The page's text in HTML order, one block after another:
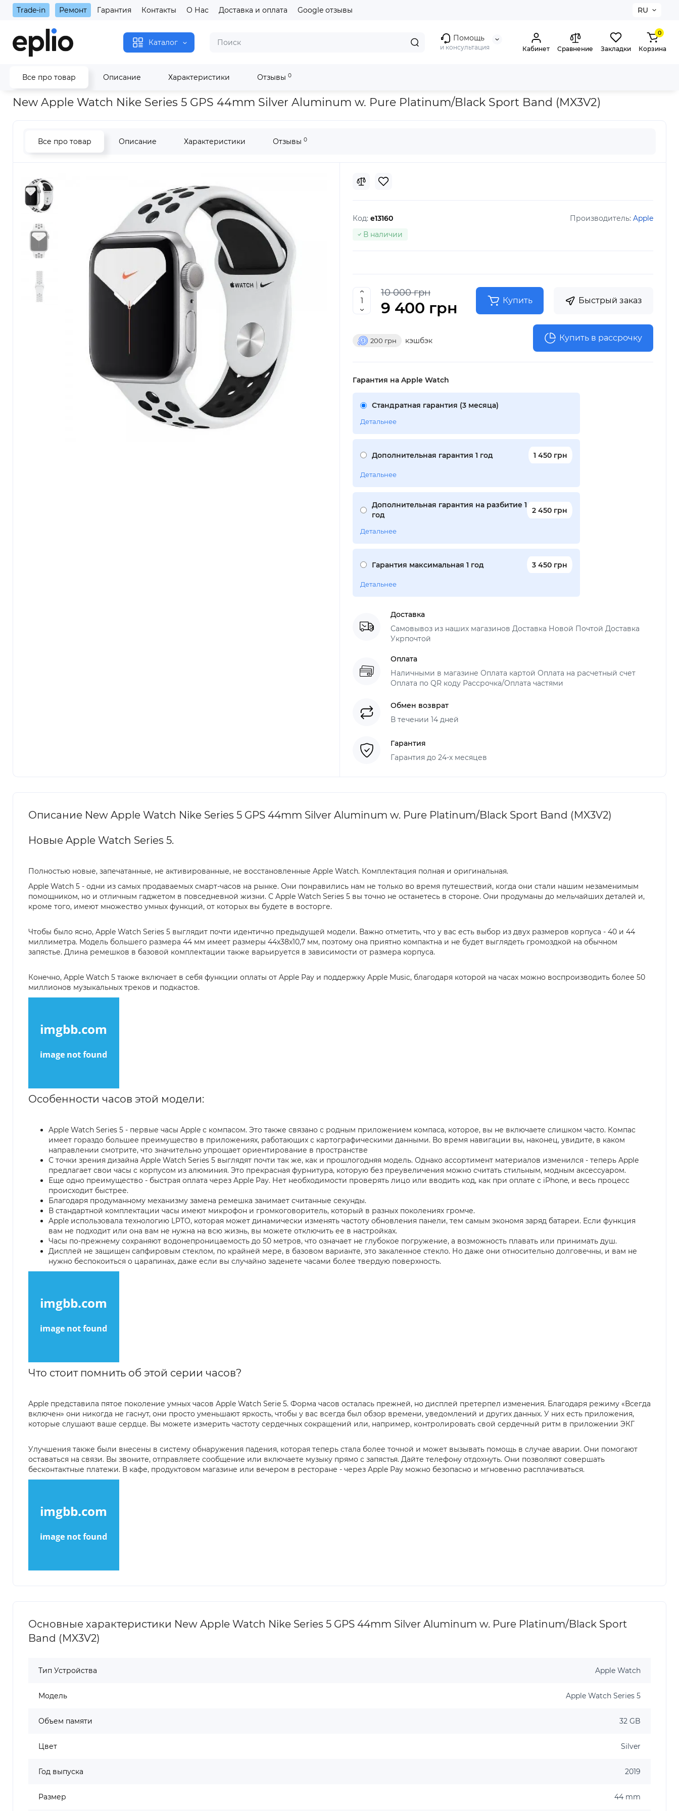
Trade-in Ремонт Гарантия Контакты О Нас Доставка и оплата Google отзывы RU
Каталог Помощь
и консультация Кабинет Сравнение Закладки
0
Корзина
Все про товар Описание Характеристики Отзывы 0
Главная Watch Apple Watch Series 5 New Apple Watch Nike Series 5 GPS 44mm Silver Aluminum w. Pure Platinum/Black Sport Band (MX3V2)
New Apple Watch Nike Series 5 GPS 44mm Silver Aluminum w. Pure Platinum/Black Sport Band (MX3V2)
Все про товар Описание Характеристики Отзывы 0
Код: e13160 Производитель: Apple
В наличии
10 000 грн
9 400 грн Купить Быстрый заказ
200 грн кэшбэк Купить в рассрочку
Гарантия на Apple Watch
Стандратная гарантия (3 месяца)
Детальнее
Дополнительная гарантия 1 год 1 450 грн
Детальнее
Дополнительная гарантия на разбитие 1
год
2 450 грн
Детальнее
Гарантия максимальная 1 год 3 450 грн
Детальнее
Доставка
Самовывоз из наших магазинов Доставка Новой Почтой Доставка
Укрпочтой
Оплата
Наличными в магазине Оплата картой Оплата на расчетный счет
Оплата по QR коду Рассрочка/Оплата частями
Обмен возврат
В течении 14 дней
Гарантия
Гарантия до 24-х месяцев
Описание New Apple Watch Nike Series 5 GPS 44mm Silver Aluminum w. Pure Platinum/Black Sport Band (MX3V2)
Новые Apple Watch Series 5.
Полностью новые, запечатанные, не активированные, не восстановленные Apple Watch. Комплектация полная и оригинальная.
Apple Watch 5 - одни из самых продаваемых смарт-часов на рынке. Они понравились нам не только во время путешествий, когда они стали нашим незаменимым
помощником, но и отличным гаджетом в повседневной жизни. С Apple Watch Series 5 вы точно не останетесь в стороне. Они продуманы до мельчайших деталей и,
кроме того, имеют множество умных функций, от которых вы будете в восторге.
Чтобы было ясно, Apple Watch Series 5 выглядит почти идентично предыдущей модели. Важно отметить, что у вас есть выбор из двух размеров корпуса - 40 и 44
миллиметра. Модель большего размера 44 мм имеет размеры 44x38x10,7 мм, поэтому она приятно компактна и не будет выглядеть громоздкой на обычном
запястье. Длина ремешков в базовой комплектации также варьируется в зависимости от размера корпуса.
Конечно, Apple Watch 5 также включает в себя функции оплаты от Apple Pay и поддержку Apple Music, благодаря которой на часах можно воспроизводить более 50
миллионов музыкальных треков и подкастов.
Особенности часов этой модели:
Apple Watch Series 5 - первые часы Apple с компасом. Это также связано с родным приложением компаса, которое, вы не включаете слишком часто. Компас
имеет гораздо большее преимущество в приложениях, работающих с картографическими данными. Во время навигации вы, наконец, увидите, в каком
направлении смотрите, что значительно упрощает ориентирование в пространстве
С точки зрения дизайна Apple Watch Series 5 выглядят почти так же, как и прошлогодняя модель. Однако ассортимент материалов изменился - теперь Apple
предлагает свои часы с корпусом из алюминия. Это прекрасная фурнитура, которую без преувеличения можно считать стильным, модным аксессуаром.
Еще одно преимущество - быстрая оплата через Apple Pay. Нет необходимости проверять лицо или вводить код, как при оплате с iPhone, и весь процесс
происходит быстрее.
Благодаря продуманному механизму замена ремешка занимает считанные секунды.
В стандартной комплектации часы имеют микрофон и громкоговоритель, который в разных поколениях громче.
Apple использовала технологию LPTO, которая может динамически изменять частоту обновления панели, тем самым экономя заряд батареи. Если функция
вам не подходит или она вам не нужна на всю жизнь, вы можете отключить ее в настройках.
Часы по-прежнему сохраняют водонепроницаемость до 50 метров, что означает не глубокое погружение, а возможность плавать или принимать душ.
Дисплей не защищен сапфировым стеклом, по крайней мере, в базовом варианте, это закаленное стекло. Но даже они относительно долговечны, и вам не
нужно беспокоиться о царапинах, даже если вы случайно заденете часами более твердую поверхность.
Что стоит помнить об этой серии часов?
Apple представила пятое поколение умных часов Apple Watch Serie 5. Форма часов осталась прежней, но дисплей претерпел изменения. Благодаря режиму «Всегда
включен» они никогда не гаснут, они просто уменьшают яркость, чтобы у вас всегда был обзор времени, уведомлений и других данных. У них есть приложения,
которые слушают ваше сердце. Вы можете измерить частоту сердечных сокращений или, например, контролировать свой сердечный ритм в приложении ЭКГ
Улучшения также были внесены в систему обнаружения падения, которая теперь стала более точной и может вызывать помощь в случае аварии. Они помогают
оставаться на связи. Вы звоните, отправляете сообщение или включаете музыку прямо с запястья. Дайте телефону отдохнуть. Они позволяют совершать
бесконтактные платежи. В кафе, продуктовом магазине или вечером в ресторане - через Apple Pay можно безопасно и мгновенно расплачиваться.
Основные характеристики New Apple Watch Nike Series 5 GPS 44mm Silver Aluminum w. Pure Platinum/Black Sport
Band (MX3V2)
Тип Устройства Apple Watch
Модель Apple Watch Series 5
Объем памяти 32 GB
Цвет Silver
Год выпуска 2019
Размер 44 mm